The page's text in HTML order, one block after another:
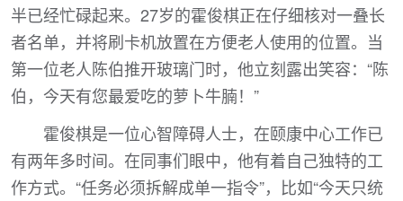
半已经忙碌起来。27岁的霍俊棋正在仔细核对一叠长
者名单，并将刷卡机放置在方便老人使用的位置。当
第一位老人陈伯推开玻璃门时，他立刻露出笑容：“陈
伯，今天有您最爱吃的萝卜牛腩！”
霍俊棋是一位心智障碍人士，在颐康中心工作已
有两年多时间。在同事们眼中，他有着自己独特的工
作方式。“任务必须拆解成单一指令”，比如“今天只统